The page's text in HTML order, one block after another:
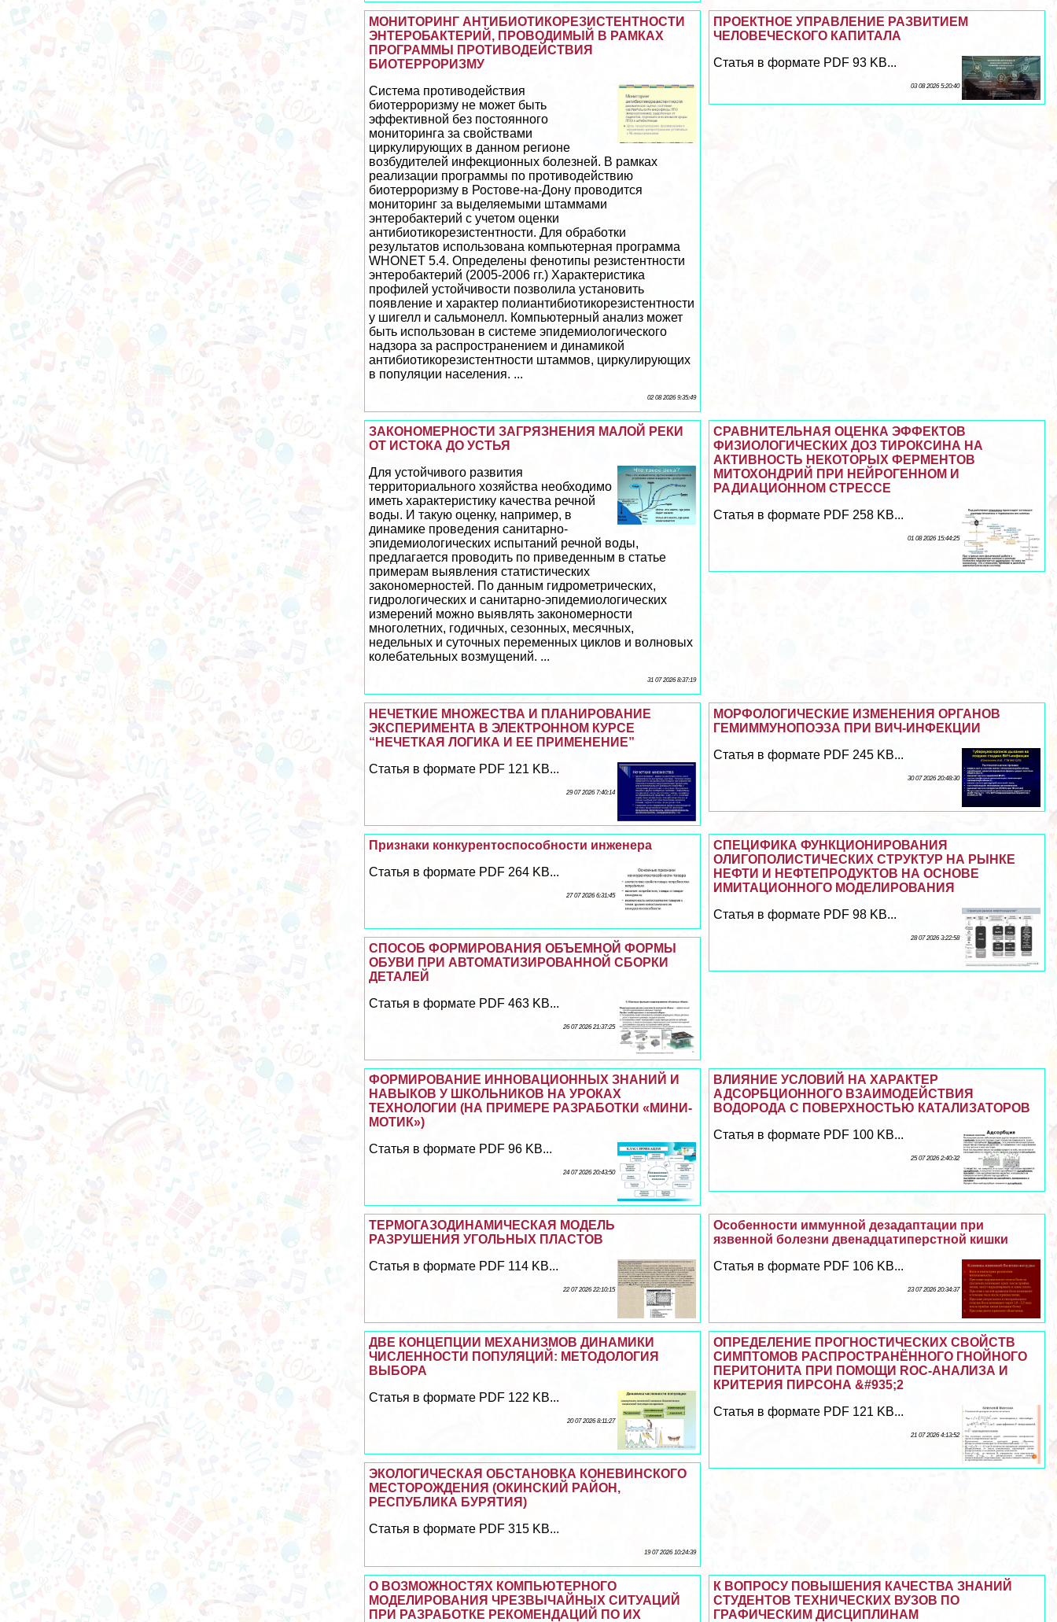
ПРОЕКТНОЕ УПРАВЛЕНИЕ РАЗВИТИЕМ
ЧЕЛОВЕЧЕСКОГО КАПИТАЛА
Статья в формате PDF 93 KB...
03 08 2026 5:20:40
МОНИТОРИНГ АНТИБИОТИКОРЕЗИСТЕНТНОСТИ
ЭНТЕРОБАКТЕРИЙ, ПРОВОДИМЫЙ В РАМКАХ
ПРОГРАММЫ ПРОТИВОДЕЙСТВИЯ
БИОТЕРРОРИЗМУ
Система противодействия
биотерроризму не может быть
эффективной без постоянного
мониторинга за свойствами
циркулирующих в данном регионе
возбудителей инфекционных болезней. В рамках
реализации программы по противодействию
биотерроризму в Ростове-на-Дону проводится
мониторинг за выделяемыми штаммами
энтеробактерий с учетом оценки
антибиотикорезистентности. Для обработки
результатов использована компьютерная программа
WHONET 5.4. Определены фенотипы резистентности
энтеробактерий (2005-2006 гг.) Хаpaктеристика
профилей устойчивости позволила установить
появление и хаpaктер полиантибиотикорезистентности
у шигелл и сальмонелл. Компьютерный анализ может
быть использован в системе эпидемиологического
надзора за распространением и динамикой
антибиотикорезистентности штаммов, циркулирующих
в популяции населения. ...
02 08 2026 9:35:49
СРАВНИТЕЛЬНАЯ ОЦЕНКА ЭФФЕКТОВ
ФИЗИОЛОГИЧЕСКИХ ДОЗ ТИРОКСИНА НА
АКТИВНОСТЬ НЕКОТОРЫХ ФЕРМЕНТОВ
МИТОХОНДРИЙ ПРИ НЕЙРОГЕННОМ И
РАДИАЦИОННОМ СТРЕССЕ
Статья в формате PDF 258 KB...
01 08 2026 15:44:25
ЗАКОНОМЕРНОСТИ ЗАГРЯЗНЕНИЯ МАЛОЙ РЕКИ
ОТ ИСТОКА ДО УСТЬЯ
Для устойчивого развития
территориального хозяйства необходимо
иметь хаpaктеристику качества речной
воды. И такую оценку, например, в
динамике проведения санитарно-
эпидемиологических испытаний речной воды,
предлагается проводить по приведенным в статье
примерам выявления статистических
закономерностей. По данным гидрометрических,
гидрологических и санитарно-эпидемиологических
измерений можно выявлять закономерности
многолетних, годичных, сезонных, мecячных,
недельных и суточных переменных циклов и волновых
колебательных возмущений. ...
31 07 2026 8:37:19
МОРФОЛОГИЧЕСКИЕ ИЗМЕНЕНИЯ ОРГАНОВ
ГЕМИММУНОПОЭЗА ПРИ ВИЧ-ИНФЕКЦИИ
Статья в формате PDF 245 KB...
30 07 2026 20:48:30
НЕЧЕТКИЕ МНОЖЕСТВА И ПЛАНИРОВАНИЕ
ЭКСПЕРИМЕНТА В ЭЛЕКТРОННОМ КУРСЕ
“НЕЧЕТКАЯ ЛОГИКА И ЕЕ ПРИМЕНЕНИЕ”
Статья в формате PDF 121 KB...
29 07 2026 7:40:14
СПЕЦИФИКА ФУНКЦИОНИРОВАНИЯ
ОЛИГОПОЛИСТИЧЕСКИХ СТРУКТУР НА РЫНКЕ
НЕФТИ И НЕФТЕПРОДУКТОВ НА ОСНОВЕ
ИМИТАЦИОННОГО МОДЕЛИРОВАНИЯ
Статья в формате PDF 98 KB...
28 07 2026 3:22:58
Признаки конкурентоспособности инженера
Статья в формате PDF 264 KB...
27 07 2026 6:31:45
СПОСОБ ФОРМИРОВАНИЯ ОБЪЕМНОЙ ФОРМЫ
ОБУВИ ПРИ АВТОМАТИЗИРОВАННОЙ СБОРКИ
ДЕТАЛЕЙ
Статья в формате PDF 463 KB...
26 07 2026 21:37:25
ВЛИЯНИЕ УСЛОВИЙ НА ХАРАКТЕР
АДСОРБЦИОННОГО ВЗАИМОДЕЙСТВИЯ
ВОДОРОДА С ПОВЕРХНОСТЬЮ КАТАЛИЗАТОРОВ
Статья в формате PDF 100 KB...
25 07 2026 2:40:32
ФОРМИРОВАНИЕ ИННОВАЦИОННЫХ ЗНАНИЙ И
НАВЫКОВ У ШКОЛЬНИКОВ НА УРОКАХ
ТЕХНОЛОГИИ (НА ПРИМЕРЕ РАЗРАБОТКИ «МИНИ-
МОТИК»)
Статья в формате PDF 96 KB...
24 07 2026 20:43:50
Особенности иммунной дезадаптации при
язвенной болезни двенадцатиперстной кишки
Статья в формате PDF 106 KB...
23 07 2026 20:34:37
ТЕРМОГАЗОДИНАМИЧЕСКАЯ МОДЕЛЬ
РАЗРУШЕНИЯ УГОЛЬНЫХ ПЛАСТОВ
Статья в формате PDF 114 KB...
22 07 2026 22:10:15
ОПРЕДЕЛЕНИЕ ПРОГНОСТИЧЕСКИХ СВОЙСТВ
СИМПТОМОВ РАСПРОСТРАНЁННОГО ГНОЙНОГО
ПЕРИТОНИТА ПРИ ПОМОЩИ ROC-АНАЛИЗА И
КРИТЕРИЯ ПИРСОНА &#935;2
Статья в формате PDF 121 KB...
21 07 2026 4:13:52
ДВЕ КОНЦЕПЦИИ МЕХАНИЗМОВ ДИНАМИКИ
ЧИСЛЕННОСТИ ПОПУЛЯЦИЙ: МЕТОДОЛОГИЯ
ВЫБОРА
Статья в формате PDF 122 KB...
20 07 2026 8:11:27
ЭКОЛОГИЧЕСКАЯ ОБСТАНОВКА КОНЕВИНСКОГО
МЕСТОРОЖДЕНИЯ (ОКИНСКИЙ РАЙОН,
РЕСПУБЛИКА БУРЯТИЯ)
Статья в формате PDF 315 KB...
19 07 2026 10:24:39
К ВОПРОСУ ПОВЫШЕНИЯ КАЧЕСТВА ЗНАНИЙ
СТУДЕНТОВ ТЕХНИЧЕСКИХ ВУЗОВ ПО
ГРАФИЧЕСКИМ ДИСЦИПЛИНАМ
О ВОЗМОЖНОСТЯХ КОМПЬЮТЕРНОГО
МОДЕЛИРОВАНИЯ ЧРЕЗВЫЧАЙНЫХ СИТУАЦИЙ
ПРИ РАЗРАБОТКЕ РЕКОМЕНДАЦИЙ ПО ИХ